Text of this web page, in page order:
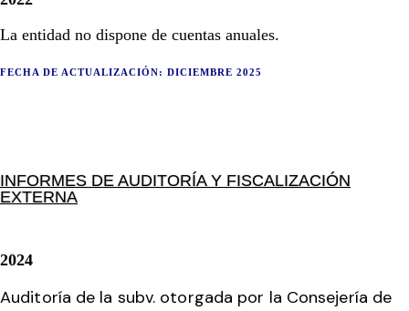
La entidad no dispone de cuentas anuales.
FECHA DE ACTUALIZACIÓN: DICIEMBRE 2025
INFORMES DE AUDITORÍA Y FISCALIZACIÓN
EXTERNA
2024
Auditoría de la subv. otorgada por la Consejería de